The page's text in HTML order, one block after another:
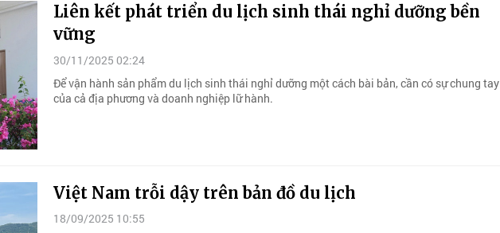
Liên kết phát triển du lịch sinh thái nghỉ dưỡng bền
vững
30/11/2025 02:24
Để vận hành sản phẩm du lịch sinh thái nghỉ dưỡng một cách bài bản, cần có sự chung tay
của cả địa phương và doanh nghiệp lữ hành.
Việt Nam trỗi dậy trên bản đồ du lịch
18/09/2025 10:55